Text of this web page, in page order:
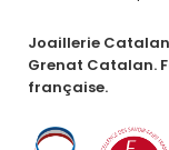
Joaillerie
Grenat Catalan.
française.